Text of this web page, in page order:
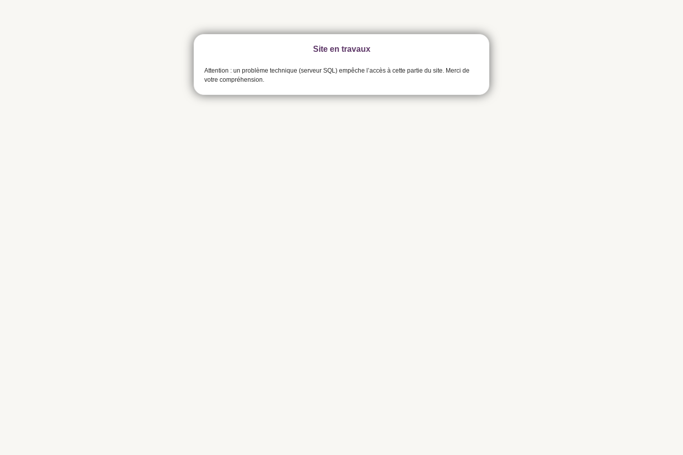
Site en travaux
Attention : un problème technique (serveur SQL) empêche l’accès à cette partie du site. Merci de
votre compréhension.